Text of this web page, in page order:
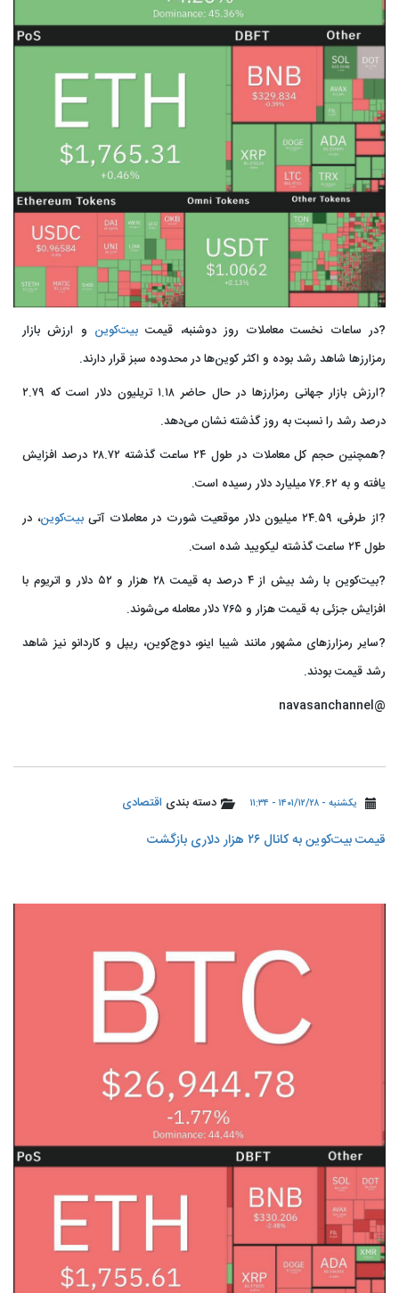
?در ساعات نخست معاملات روز دوشنبه، قیمت بیت‌کوینو ارزش بازار
رمزارزها شاهد رشد بوده و اکثر کوین‌ها در محدوده سبز قرار دارند.
?ارزش بازار جهانی رمزارزها در حال حاضر ۱.۱۸ تریلیون دلار است که ۲.۷۹
درصد رشد را نسبت به روز گذشته نشان می‌دهد.
?همچنین حجم کل معاملات در طول ۲۴ ساعت گذشته ۲۸.۷۲ درصد افزایش
یافته و به ۷۶.۶۲ میلیارد دلار رسیده است.
?از طرفی، ۲۴.۵۹ میلیون دلار موقعیت شورت در معاملات آتی
بیت‌کوین، در
طول ۲۴ ساعت گذشته لیکویید شده است.
?بیت‌کوین با رشد بیش از ۴ درصد به قیمت ۲۸ هزار و ۵۲ دلار و اتریوم با
افزایش جزئی به قیمت هزار و ۷۶۵ دلار معامله می‌شوند.
?سایر رمزارزهای مشهور مانند شیبا اینو، دوج‌کوین، ریپل و کاردانو نیز شاهد
رشد قیمت بودند.
@navasanchannel
یکشنبه - ۱۴۰۱/۱۲/۲۸ - ۱۱:۳۴ دسته بندی اقتصادی
قیمت بیت‌کوین به کانال ۲۶ هزار دلاری بازگشت